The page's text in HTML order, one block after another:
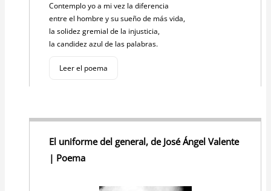
Contemplo yo a mi vez la diferencia
entre el hombre y su sueño de más vida,
la solidez gremial de la injusticia,
la candidez azul de las palabras.
Leer el poema
El uniforme del general, de José Ángel Valente
| Poema